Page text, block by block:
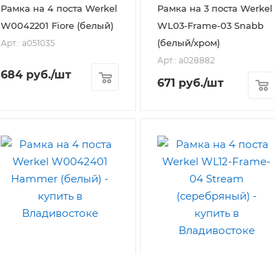
Рамка на 4 поста Werkel
W0042201 Fiore (белый)
Арт.: a051035
684 руб./шт
Рамка на 3 поста Werkel
WL03-Frame-03 Snabb
(белый/хром)
Арт.: a028882
671 руб./шт